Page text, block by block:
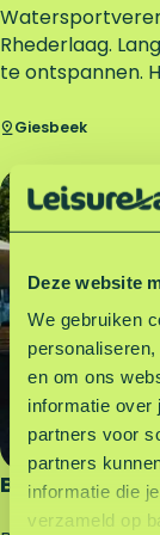
Deze website
We gebruiken
en om ons
informatie over
partners voor
partners
informatie die
verzameld op
e
k
W
a
t
r
p
o
r
t
v
e
r
g
i
Rhederlaag.
te ontspannen.
Giesbeek
Brodazz
Restaurant